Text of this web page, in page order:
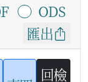
ODS
匯出
回檢